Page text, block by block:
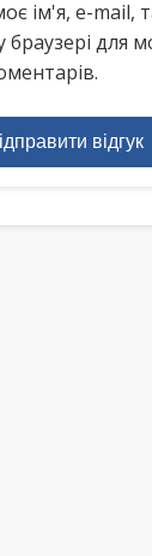
ім'я, e-mail,
для
відгук